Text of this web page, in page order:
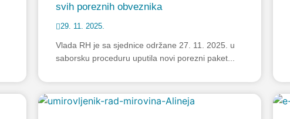
svih poreznih obveznika
29. 11. 2025.
Vlada RH je sa sjednice održane 27. 11. 2025. u
saborsku proceduru uputila novi porezni paket...